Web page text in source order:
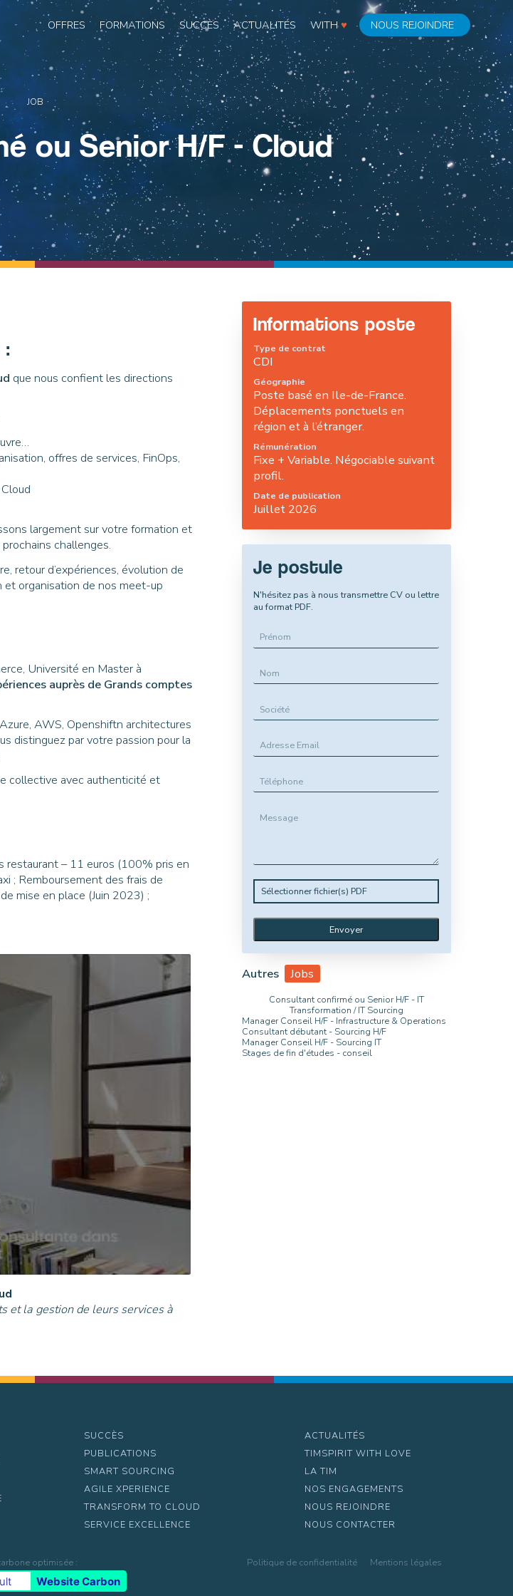
OFFRES FORMATIONS SUCCÈS ACTUALITÉS WITH♥ NOUS REJOINDRE
JOB
ou Senior H/F - Cloud
que nous confient les directions
offres de services, FinOps,
largement sur votre formation et
challenges.
retour d’expériences, évolution de
et organisation de nos meet-up
Université en Master à
auprès de Grands comptes
AWS, Openshiftn architectures
distinguez par votre passion pour la
collective avec authenticité et
restaurant – 11 euros (100% pris en
; Remboursement des frais de
mise en place (Juin 2023) ;
et la gestion de leurs services à
Informations poste
Type de contrat
CDI
Géographie
Poste basé en Ile-de-France.
Déplacements ponctuels en
région et à l’étranger.
Rémunération
Fixe + Variable. Négociable suivant
profil.
Date de publication
Juillet 2026
Je postule
N'hésitez pas à nous transmettre CV ou lettre
au format PDF.
Sélectionner fichier(s) PDF
Envoyer
Autres Jobs
Consultant confirmé ou Senior H/F - IT
Transformation / IT Sourcing
Manager Conseil H/F - Infrastructure & Operations
Consultant débutant - Sourcing H/F
Manager Conseil H/F - Sourcing IT
Stages de fin d'études - conseil
SUCCÈS
PUBLICATIONS
SMART SOURCING
AGILE XPERIENCE
TRANSFORM TO CLOUD
SERVICE EXCELLENCE
ACTUALITÉS
TIMSPIRIT WITH LOVE
LA TIM
NOS ENGAGEMENTS
NOUS REJOINDRE
NOUS CONTACTER
optimisée : Politique de confidentialité Mentions légales
Website Carbon